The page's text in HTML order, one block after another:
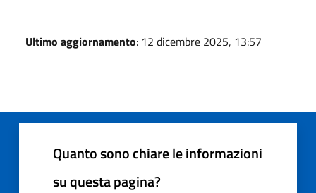
Ultimo aggiornamento: 12 dicembre 2025, 13:57
Quanto sono chiare le informazioni
su questa pagina?